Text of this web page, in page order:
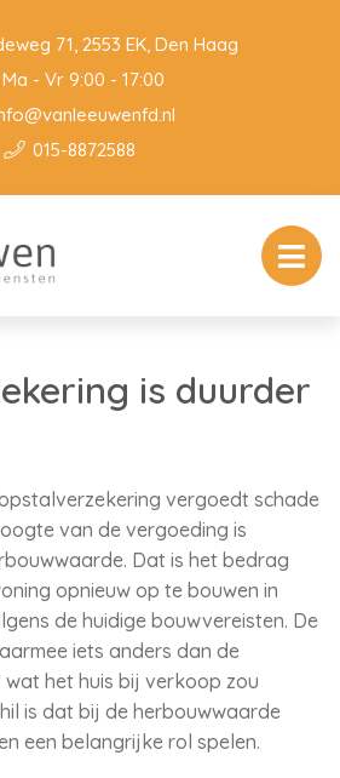
71, 2553 EK, Den Haag
Ma - Vr 9:00 - 17:00
015-8872588
is duurder
vergoedt schade
van de vergoeding is
Dat is het bedrag
opnieuw op te bouwen in
de huidige bouwvereisten. De
iets anders dan de
het huis bij verkoop zou
is dat bij de herbouwwaarde
een belangrijke rol spelen.